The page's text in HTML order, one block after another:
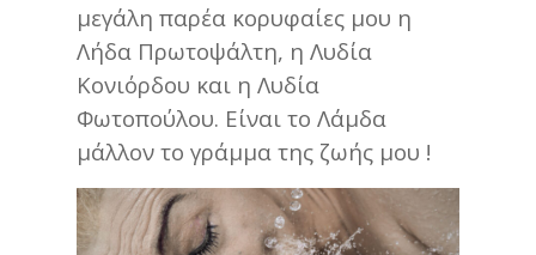
μεγάλη παρέα κορυφαίες μου η
Λήδα Πρωτοψάλτη, η Λυδία
Κονιόρδου και η Λυδία
Φωτοπούλου. Είναι το Λάμδα
μάλλον το γράμμα της ζωής μου !